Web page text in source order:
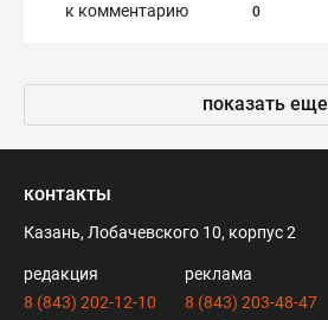
к комментарию 0
показать еще
контакты
Казань, Лобачевского 10, корпус 2
редакция
8 (843) 202-12-10
реклама
8 (843) 203-48-47